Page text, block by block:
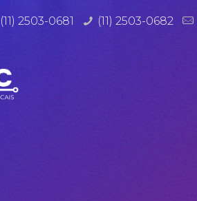
(11) 2503-0681 (11) 2503-0682